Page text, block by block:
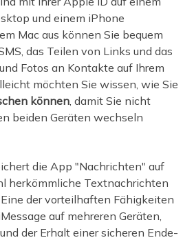
und einem iPhone
Mac aus können Sie bequem
das Teilen von Links und das
Fotos an Kontakte auf Ihrem
möchten Sie wissen, wie Sie
können, damit Sie nicht
beiden Geräten wechseln
die App "Nachrichten" auf
herkömmliche Textnachrichten
der vorteilhaften Fähigkeiten
auf mehreren Geräten,
der Erhalt einer sicheren Ende-